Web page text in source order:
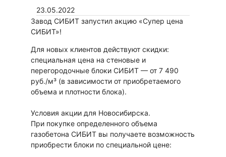
23.05.2022
Завод СИБИТ запустил акцию «Супер цена
СИБИТ»!
Для новых клиентов действуют скидки:
специальная цена на стеновые и
перегородочные блоки СИБИТ — от 7 490
руб./м³ (в зависимости от приобретаемого
объема и плотности блока).
Условия акции для Новосибирска.
При покупке определенного объема
газобетона СИБИТ вы получаете возможность
приобрести блоки по специальной цене: